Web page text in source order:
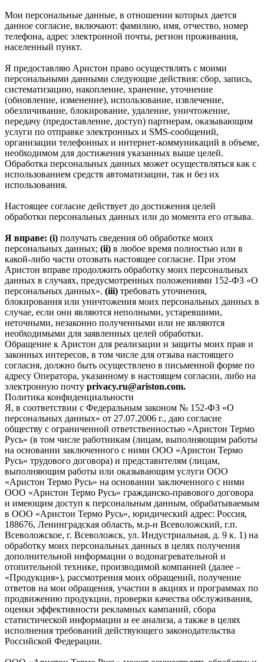
Мои персональные данные, в отношении которых дается
данное согласие, включают: фамилию, имя, отчество, номер
телефона, адрес электронной почты, регион проживания,
населенный пункт.
Я предоставляю Аристон право осуществлять с моими
персональными данными следующие действия: сбор, запись,
систематизацию, накопление, хранение, уточнение
(обновление, изменение), использование, извлечение,
обезличивание, блокирование, удаление, уничтожение,
передачу (предоставление, доступ) партнерам, оказывающим
услуги по отправке электронных и SMS‑сообщений,
организации телефонных и интернет‑коммуникаций в объеме,
необходимом для достижения указанных выше целей.
Обработка персональных данных может осуществляться как с
использованием средств автоматизации, так и без их
использования.
Настоящее согласие действует до достижения целей
обработки персональных данных или до момента его отзыва.
Я вправе: (i) получать сведения об обработке моих
персональных данных; (ii) в любое время полностью или в
какой-либо части отозвать настоящее согласие. При этом
Аристон вправе продолжить обработку моих персональных
данных в случаях, предусмотренных положениями 152-ФЗ «О
персональных данных». (iii) требовать уточнения,
блокирования или уничтожения моих персональных данных в
случае, если они являются неполными, устаревшими,
неточными, незаконно полученными или не являются
необходимыми для заявленных целей обработки.
Обращение к Аристон для реализации и защиты моих прав и
законных интересов, в том числе для отзыва настоящего
согласия, должно быть осуществлено в письменной форме по
адресу Оператора, указанному в настоящем согласии, либо на
электронную почту privacy.ru@ariston.com.
Политика конфиденциальности
Я, в соответствии с Федеральным законом № 152-ФЗ «О
персональных данных» от 27.07.2006 г., даю согласие
обществу с ограниченной ответственностью «Аристон Термо
Русь» (в том числе работникам (лицам, выполняющим работы
на основании заключенного с ними ООО «Аристон Термо
Русь» трудового договора) и представителям (лицам,
выполняющим работы или оказывающим услуги ООО
«Аристон Термо Русь» на основании заключенного с ними
ООО «Аристон Термо Русь» гражданско-правового договора
и имеющим доступ к персональным данным, обрабатываемым
в ООО «Аристон Термо Русь», юридический адрес: Россия,
188676, Ленинградская область, м.р-н Всеволожский, г.п.
Всеволожское, г. Всеволожск, ул. Индустриальная, д. 9 к. 1) на
обработку моих персональных данных в целях получения
дополнительной информации о водонагревательной и
отопительной технике, производимой компанией (далее –
«Продукция»), рассмотрения моих обращений, получение
ответов на мои обращения, участии в акциях и программах по
продвижению продукции, проверки качества обслуживания,
оценки эффективности рекламных кампаний, сбора
статистической информации и ее анализа, а также в целях
исполнения требований действующего законодательства
Российской Федерации.